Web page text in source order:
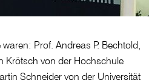
Prof. Andreas P. Bechtold,
Krötsch von der Hochschule
Schneider von der Universität